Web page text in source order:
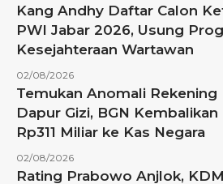
Kang Andhy Daftar Calon
PWI Jabar 2026, Usung
Kesejahteraan Wartawan
02/08/2026
Temukan Anomali Rekening
Dapur Gizi, BGN Kembalikan
Rp311 Miliar ke Kas Negara
02/08/2026
Rating Prabowo Anjlok, KDM